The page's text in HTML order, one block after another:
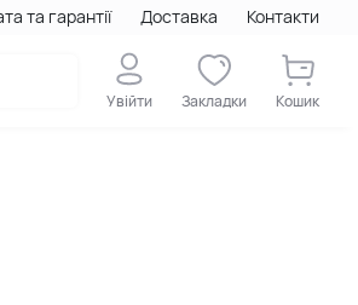
та гарантії Доставка Контакти
Увійти Закладки Кошик